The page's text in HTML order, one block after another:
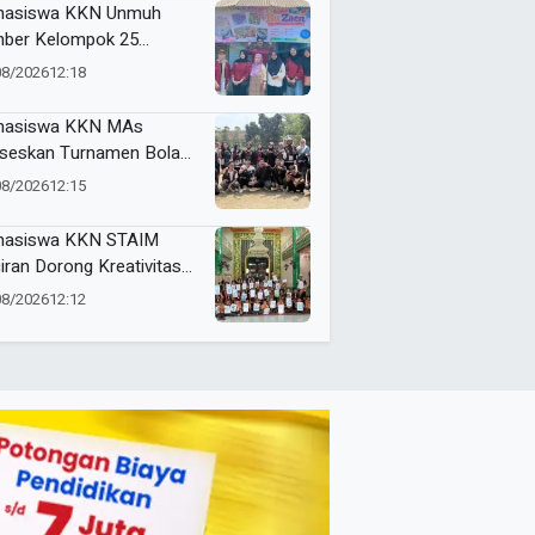
KKN Unmuh
Kelompok 25
Dapur Bu Zaen,
202612:18
KKN MAs
Turnamen Bola
MTs se-
Rangka PHBN
202612:15
KKN STAIM
Dorong Kreativitas
Desa Tamanprijek
202612:12